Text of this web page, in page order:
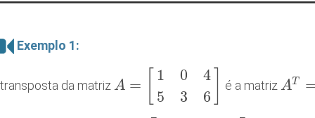
Exemplo 1:
da matrizA =
1
5
0
3
4
6
A= [10 é a matrizAT
AT= 1